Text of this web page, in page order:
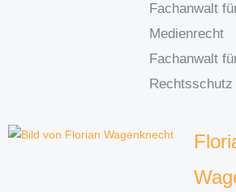
Fachanwalt
Medienrecht
Fachanwalt
Rechtsschutz